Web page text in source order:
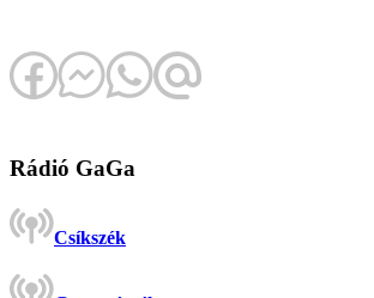
Rádió GaGa
Csíkszék